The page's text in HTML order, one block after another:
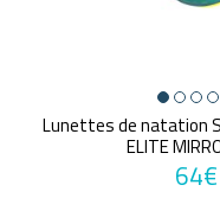
Lunettes de natation
ELITE
64€